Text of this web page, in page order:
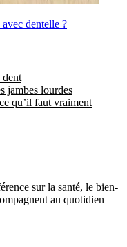
dentelle ?
dent
jambes lourdes
qu’il faut vraiment
sur la santé, le bien-
au quotidien